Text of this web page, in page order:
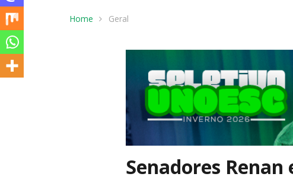
Home Geral
Senadores